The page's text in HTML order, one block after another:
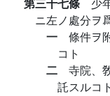
ニ左ノ處分ヲ
一 條件ヲ
コト
二 寺院、
託スルコト